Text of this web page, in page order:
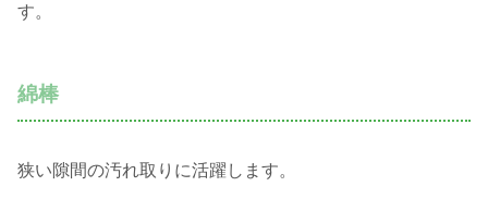
す。
綿棒
狭い隙間の汚れ取りに活躍します。